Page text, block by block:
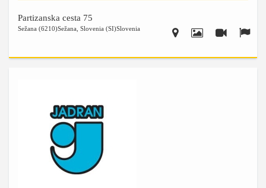
Partizanska cesta 75
Sežana (6210)Sežana Slovenia (SI)Slovenia